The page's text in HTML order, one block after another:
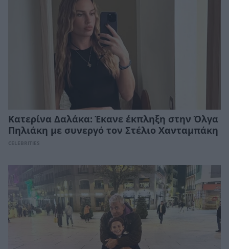
Κατερίνα Δαλάκα: Έκανε έκπληξη στην Όλγα
Πηλιάκη με συνεργό τον Στέλιο Χανταμπάκη
CELEBRITIES